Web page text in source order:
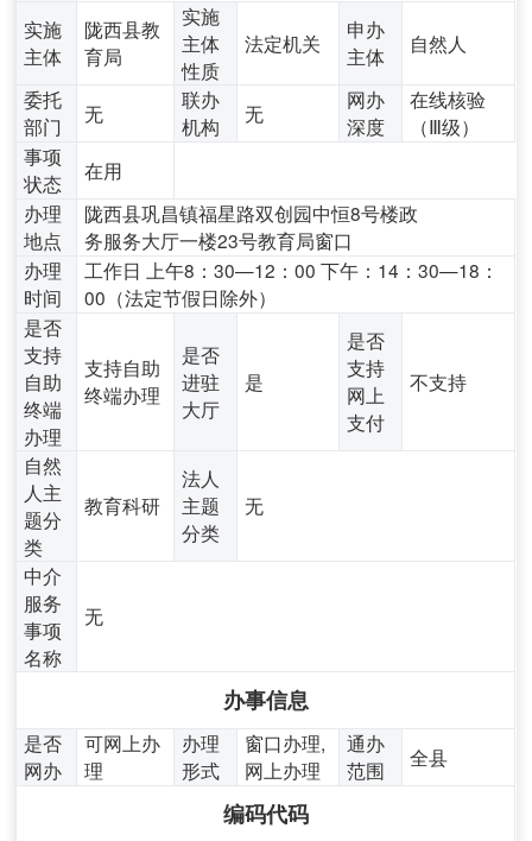
实施
主体
陇西县教
育局
实施
主体
性质
法定机关
申办
主体
自然人
委托
部门
无
联办
机构
无
网办
深度
在线核验
（Ⅲ级）
事项
状态
在用
办理
地点
陇西县巩昌镇福星路双创园中恒8号楼政
务服务大厅一楼23号教育局窗口
办理
时间
工作日 上午8：30—12：00 下午：14：30—18：
00（法定节假日除外）
是否
支持
自助
终端
办理
支持自助
终端办理
是否
进驻
大厅
是
是否
支持
网上
支付
不支持
自然
人主
题分
类
教育科研
法人
主题
分类
无
中介
服务
事项
名称
无
办事信息
是否
网办
可网上办
理
办理
形式
窗口办理,
网上办理
通办
范围
全县
编码代码